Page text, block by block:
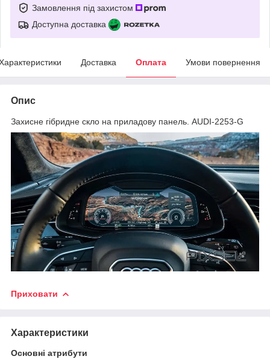
Замовлення під захистом
Доступна доставка
Доставка Оплата Умови повернення
Опис
Захисне гібридне скло на приладову панель. AUDI-2253-G
Приховати
Характеристики
Основні атрибути